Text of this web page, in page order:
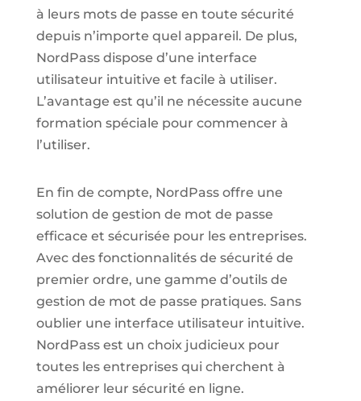
à leurs mots de passe en toute sécurité
depuis n’importe quel appareil. De plus,
NordPass dispose d’une interface
utilisateur intuitive et facile à utiliser.
L’avantage est qu’il ne nécessite aucune
formation spéciale pour commencer à
l’utiliser.
En fin de compte, NordPass offre une
solution de gestion de mot de passe
efficace et sécurisée pour les entreprises.
Avec des fonctionnalités de sécurité de
premier ordre, une gamme d’outils de
gestion de mot de passe pratiques. Sans
oublier une interface utilisateur intuitive.
NordPass est un choix judicieux pour
toutes les entreprises qui cherchent à
améliorer leur sécurité en ligne.